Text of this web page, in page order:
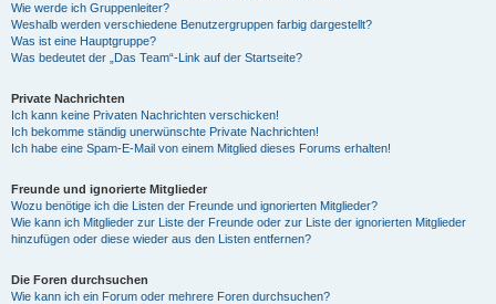
Wie werde ich Gruppenleiter?
Weshalb werden verschiedene Benutzergruppen farbig dargestellt?
Was ist eine Hauptgruppe?
Was bedeutet der „Das Team“-Link auf der Startseite?
Private Nachrichten
Ich kann keine Privaten Nachrichten verschicken!
Ich bekomme ständig unerwünschte Private Nachrichten!
Ich habe eine Spam-E-Mail von einem Mitglied dieses Forums erhalten!
Freunde und ignorierte Mitglieder
Wozu benötige ich die Listen der Freunde und ignorierten Mitglieder?
Wie kann ich Mitglieder zur Liste der Freunde oder zur Liste der ignorierten Mitglieder
hinzufügen oder diese wieder aus den Listen entfernen?
Die Foren durchsuchen
Wie kann ich ein Forum oder mehrere Foren durchsuchen?